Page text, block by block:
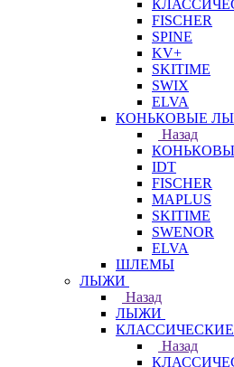
FISCHER
SPINE
KV+
SKITIME
SWIX
ELVA
КОНЬКОВЫЕ
Назад
IDT
FISCHER
MAPLUS
SKITIME
SWENOR
ELVA
ШЛЕМЫ
ЛЫЖИ
Назад
ЛЫЖИ
Назад